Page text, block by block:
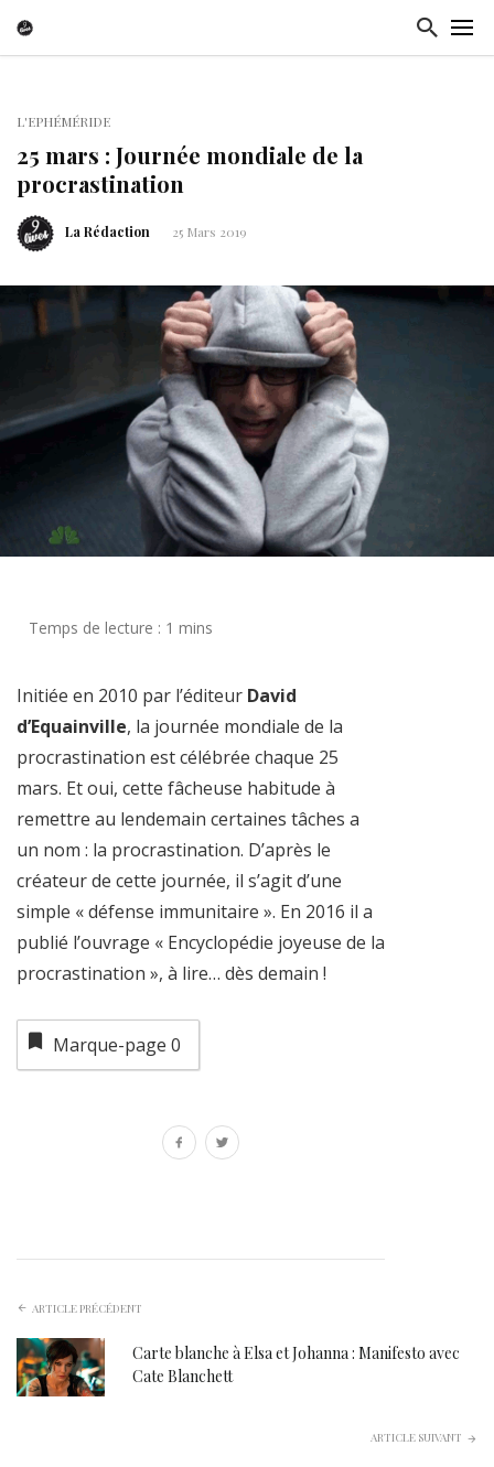
L'EPHÉMÉRIDE
25 mars : Journée mondiale de la
procrastination
La Rédaction 25 Mars 2019
Initiée en 2010 par l’éditeur David
d’Equainville, la journée mondiale de la
procrastination est célébrée chaque 25
mars. Et oui, cette fâcheuse habitude à
remettre au lendemain certaines tâches a
un nom : la procrastination. D’après le
créateur de cette journée, il s’agit d’une
simple « défense immunitaire ». En 2016 il a
publié l’ouvrage « Encyclopédie joyeuse de la
procrastination », à lire… dès demain !
Marque-page 0
ARTICLE PRÉCÉDENT
Carte blanche à Elsa et Johanna : Manifesto avec
Cate Blanchett
ARTICLE SUIVANT